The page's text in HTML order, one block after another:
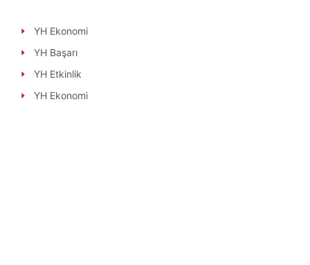
YH Ekonomi
YH Başarı
YH Etkinlik
YH Ekonomi